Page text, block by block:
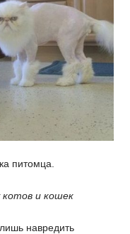
питомца.
котов и кошек
навредить